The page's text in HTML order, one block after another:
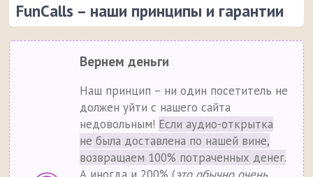
FunCalls – наши принципы и гарантии
Вернем деньги
Наш принцип – ни один посетитель не
должен уйти с нашего сайта
недовольным! Если аудио-открытка
не была доставлена по нашей вине,
возвращаем 100% потраченных денег.